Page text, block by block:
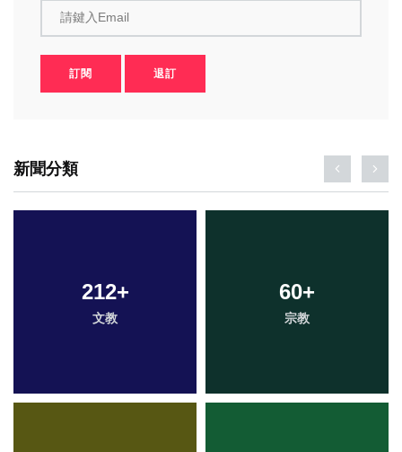
請鍵入Email
訂閱 退訂
新聞分類
212+
文教
60+
宗教